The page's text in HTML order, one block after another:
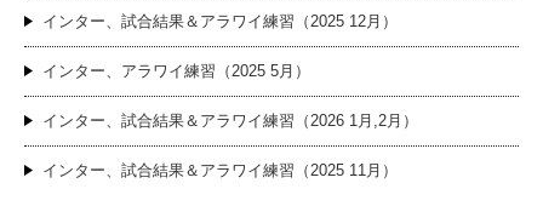
インター、試合結果＆アラワイ練習（2025 12月）
インター、アラワイ練習（2025 5月）
インター、試合結果＆アラワイ練習（2026 1月,2月）
インター、試合結果＆アラワイ練習（2025 11月）